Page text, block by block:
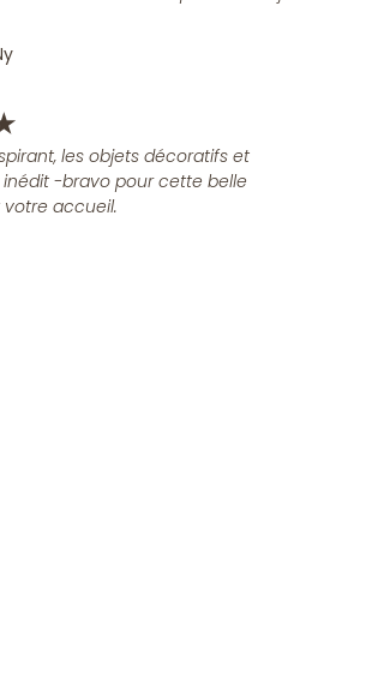
les objets décoratifs et
-bravo pour cette belle
accueil.